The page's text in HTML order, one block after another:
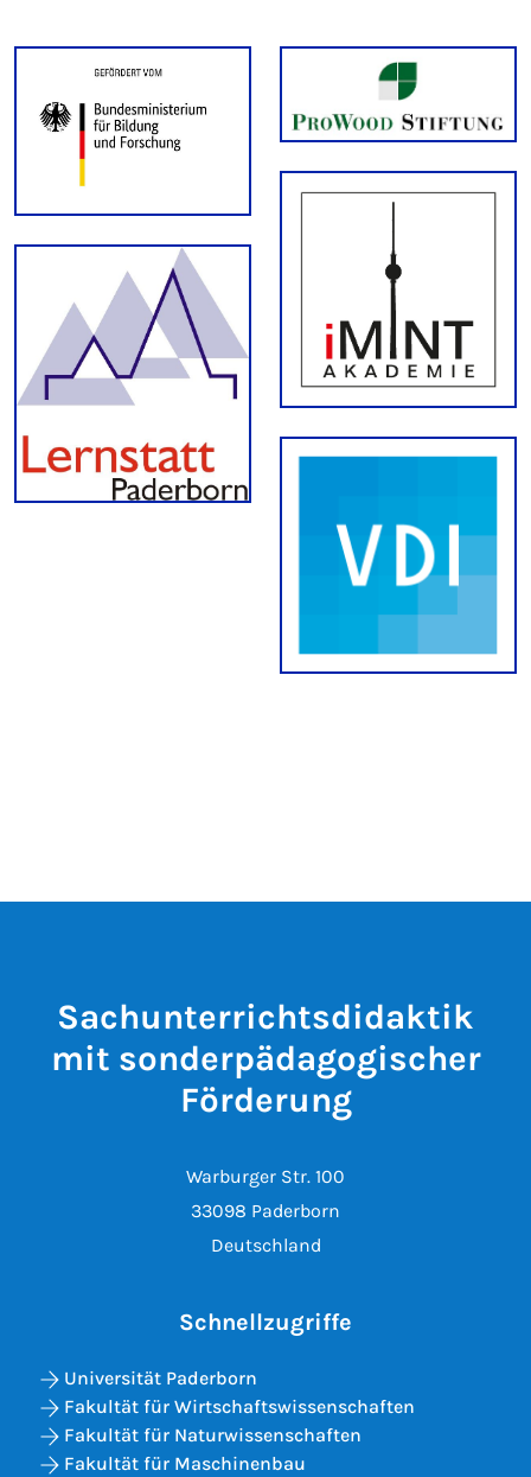
Sachunterrichtsdidaktik
mit sonderpädagogischer
Förderung
Warburger Str. 100
33098 Paderborn
Deutschland
Schnellzugriffe
Universität Paderborn
Fakultät für Wirtschaftswissenschaften
Fakultät für Naturwissenschaften
Fakultät für Maschinenbau